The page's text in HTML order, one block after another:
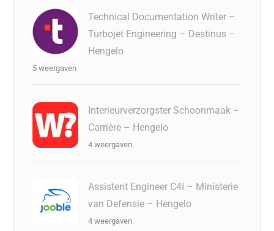
Technical Documentation Writer –
Turbojet Engineering – Destinus –
Hengelo
5 weergaven
Interieurverzorgster Schoonmaak –
Carrière – Hengelo
4 weergaven
Assistent Engineer C4I – Ministerie
van Defensie – Hengelo
4 weergaven